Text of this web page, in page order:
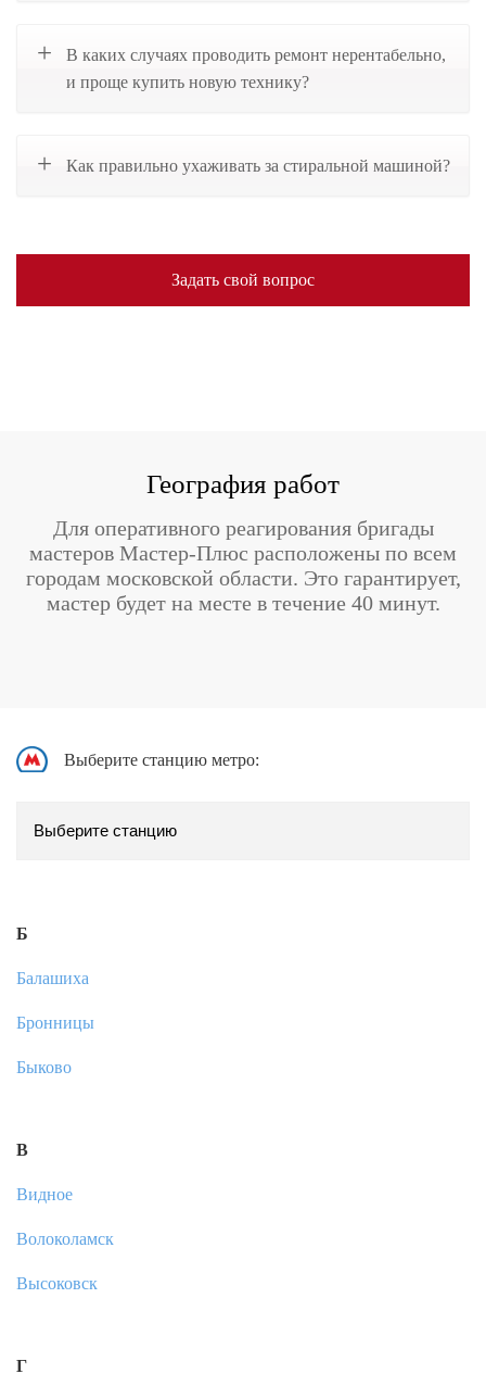
В каких случаях проводить ремонт нерентабельно,
и проще купить новую технику?
Как правильно ухаживать за стиральной машиной?
Задать свой вопрос
География работ
Для оперативного реагирования бригады
мастеров Мастер-Плюс расположены по всем
городам московской области. Это гарантирует,
мастер будет на месте в течение 40 минут.
Выберите станцию метро:
Б
Балашиха
Бронницы
Быково
В
Видное
Волоколамск
Высоковск
Г